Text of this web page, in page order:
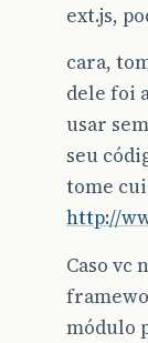
ext.js,
cara,
dele foi
usar
seu
tome
http://
Caso vc
módulo